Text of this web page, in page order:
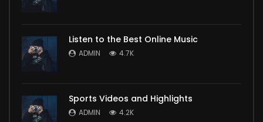
Listen to the Best Online Music
ADMIN 4.7K
Sports Videos and Highlights
ADMIN 4.2K